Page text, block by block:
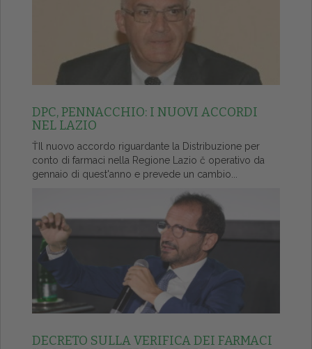
DPC, PENNACCHIO: I NUOVI ACCORDI
NEL LAZIO
ŤIl nuovo accordo riguardante la Distribuzione per
conto di farmaci nella Regione Lazio č operativo da
gennaio di quest'anno e prevede un cambio...
DECRETO SULLA VERIFICA DEI FARMACI